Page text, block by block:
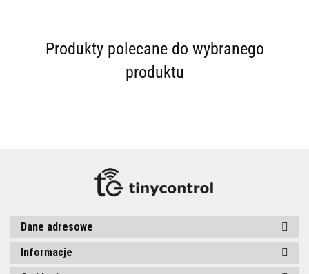
Produkty polecane do wybranego
produktu
Dane adresowe
Informacje